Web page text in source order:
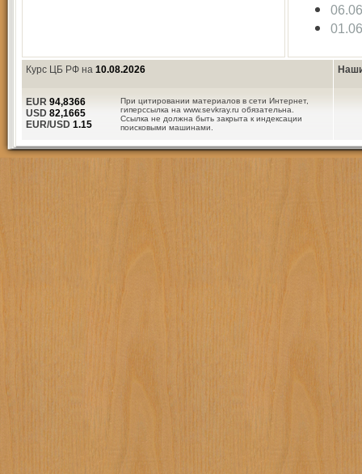
Курс ЦБ РФ на 10.08.2026
При цитировании материалов в сети Интернет,
гиперссылка на www.sevkray.ru обязательна.
Ссылка не должна быть закрыта к индексации
поисковыми машинами.
EUR 94,8366
USD 82,1665
EUR/USD 1.15